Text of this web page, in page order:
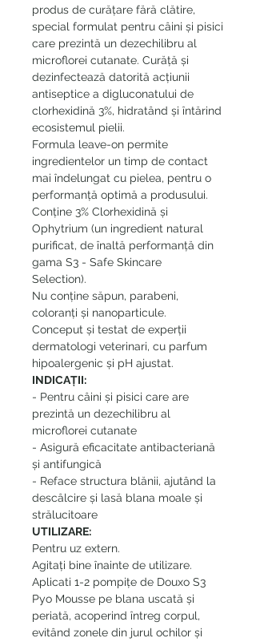
produs de curățare fără clătire,
special formulat pentru câini și pisici
care prezintă un dezechilibru al
microflorei cutanate. Curăță și
dezinfectează datorită acțiunii
antiseptice a digluconatului de
clorhexidină 3%, hidratând și întărind
ecosistemul pielii.
Formula leave-on permite
ingredientelor un timp de contact
mai îndelungat cu pielea, pentru o
performanță optimă a produsului.
Conține 3% Clorhexidină și
Ophytrium (un ingredient natural
purificat, de înaltă performanță din
gama S3 - Safe Skincare
Selection).
Nu conține săpun, parabeni,
coloranți și nanoparticule.
Conceput și testat de experții
dermatologi veterinari, cu parfum
hipoalergenic și pH ajustat.
INDICAȚII:
- Pentru câini și pisici care are
prezintă un dezechilibru al
microflorei cutanate
- Asigură eficacitate antibacteriană
și antifungică
- Reface structura blănii, ajutând la
descâlcire și lasă blana moale și
strălucitoare
UTILIZARE:
Pentru uz extern.
Agitați bine înainte de utilizare.
Aplicati 1-2 pompițe de Douxo S3
Pyo Mousse pe blana uscată și
periată, acoperind întreg corpul,
evitând zonele din jurul ochilor și